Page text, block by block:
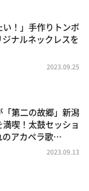
い！」手作りトンボ
ジナルネックレスを
2023.09.25
「第二の故郷」新潟
喫！太鼓セッショ
のアカペラ歌…
2023.09.13